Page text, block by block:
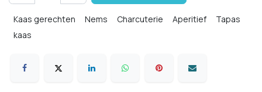
Kaas gerechten Nems Charcuterie Aperitief
Tapas
kaas